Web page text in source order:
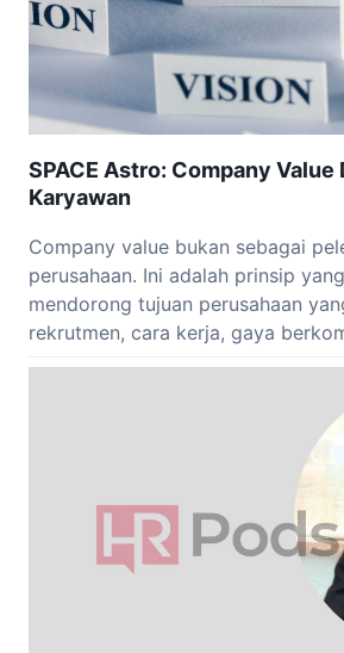
SPACE Astro: Company
Karyawan
Company value bukan sebagai
perusahaan. Ini adalah prinsip
mendorong tujuan perusahaan
rekrutmen, cara kerja, gaya